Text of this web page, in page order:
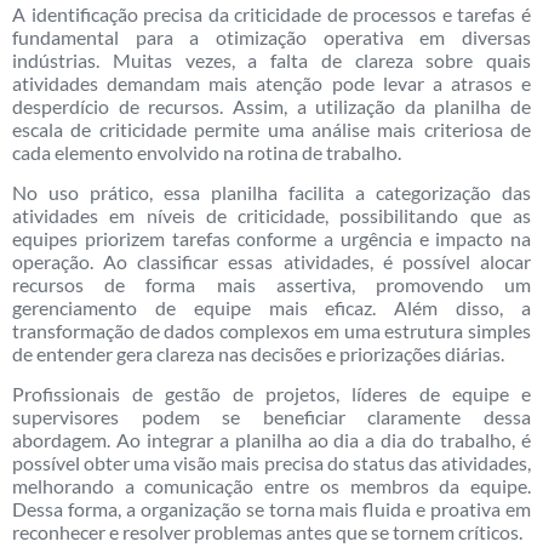
A identificação precisa da criticidade de processos e tarefas é
fundamental para a otimização operativa em diversas
indústrias. Muitas vezes, a falta de clareza sobre quais
atividades demandam mais atenção pode levar a atrasos e
desperdício de recursos. Assim, a utilização da planilha de
escala de criticidade permite uma análise mais criteriosa de
cada elemento envolvido na rotina de trabalho.
No uso prático, essa planilha facilita a categorização das
atividades em níveis de criticidade, possibilitando que as
equipes priorizem tarefas conforme a urgência e impacto na
operação. Ao classificar essas atividades, é possível alocar
recursos de forma mais assertiva, promovendo um
gerenciamento de equipe mais eficaz. Além disso, a
transformação de dados complexos em uma estrutura simples
de entender gera clareza nas decisões e priorizações diárias.
Profissionais de gestão de projetos, líderes de equipe e
supervisores podem se beneficiar claramente dessa
abordagem. Ao integrar a planilha ao dia a dia do trabalho, é
possível obter uma visão mais precisa do status das atividades,
melhorando a comunicação entre os membros da equipe.
Dessa forma, a organização se torna mais fluida e proativa em
reconhecer e resolver problemas antes que se tornem críticos.